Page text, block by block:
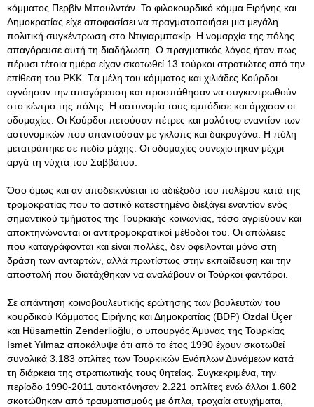
κόμματος Περβίν Μπουλντάν. Το φιλοκουρδικό κόμμα Ειρήνης και
Δημοκρατίας είχε αποφασίσει να πραγματοποιήσει μια μεγάλη
πολιτική συγκέντρωση στο Ντιγιαρμπακίρ. Η νομαρχία της πόλης
απαγόρευσε αυτή τη διαδήλωση. Ο πραγματικός λόγος ήταν πως
πέρυσι τέτοια ημέρα είχαν σκοτωθεί 13 τούρκοι στρατιώτες από την
επίθεση του PKK. Tα μέλη του κόμματος και χιλιάδες Κούρδοι
αγνόησαν την απαγόρευση και προσπάθησαν να συγκεντρωθούν
στο κέντρο της πόλης. Η αστυνομία τους εμπόδισε και άρχισαν οι
οδομαχίες. Οι Κούρδοι πετούσαν πέτρες και μολότοφ εναντίον των
αστυνομικών που απαντούσαν με γκλοπς και δακρυγόνα. Η πόλη
μετατράπηκε σε πεδίο μάχης. Οι οδομαχίες συνεχίστηκαν μέχρι
αργά τη νύχτα του Σαββάτου.
Όσο όμως και αν αποδεικνύεται το αδιέξοδο του πολέμου κατά της
τρομοκρατίας που το αστικό κατεστημένο διεξάγει εναντίον ενός
σημαντικού τμήματος της Τουρκικής κοινωνίας, τόσο αγριεύουν και
αποκτηνώνονται οι αντιτρομοκρατικοί μέθοδοι του. Οι απώλειες
που καταγράφονται και είναι πολλές, δεν οφείλονται μόνο στη
δράση των ανταρτών, αλλά πρωτίστως στην εκπαίδευση και την
αποστολή που διατάχθηκαν να αναλάβουν οι Τούρκοι φαντάροι.
Σε απάντηση κοινοβουλευτικής ερώτησης των βουλευτών του
κουρδικού Κόμματος Ειρήνης και Δημοκρατίας (BDP) Özdal Üçer
και Hüsamettin Zenderlioğlu, ο υπουργός Άμυνας της Τουρκίας
İsmet Yılmaz αποκάλυψε ότι από το έτος 1990 έχουν σκοτωθεί
συνολικά 3.183 οπλίτες των Τουρκικών Ενόπλων Δυνάμεων κατά
τη διάρκεια της στρατιωτικής τους θητείας. Συγκεκριμένα, την
περίοδο 1990-2011 αυτοκτόνησαν 2.221 οπλίτες ενώ άλλοι 1.602
σκοτώθηκαν από τραυματισμούς με όπλα, τροχαία ατυχήματα,